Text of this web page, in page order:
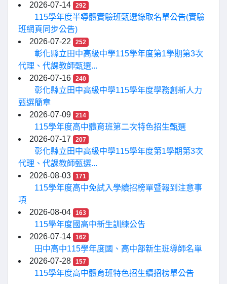
2026-07-14
292
115學年度半導體實驗班甄選錄取名單公告(實驗
班網頁同步公告)
2026-07-22
252
彰化縣立田中高級中學115學年度第1學期第3次
代理、代課教師甄選...
2026-07-16
240
彰化縣立田中高級中學115學年度學務創新人力
甄選簡章
2026-07-09
214
115學年度高中體育班第二次特色招生甄選
2026-07-17
207
彰化縣立田中高級中學115學年度第1學期第3次
代理、代課教師甄選...
2026-08-03
171
115學年度高中免試入學續招榜單暨報到注意事
項
2026-08-04
163
115學年度國高中新生訓練公告
2026-07-14
162
田中高中115學年度國、高中部新生班導師名單
2026-07-28
157
115學年度高中體育班特色招生續招榜單公告